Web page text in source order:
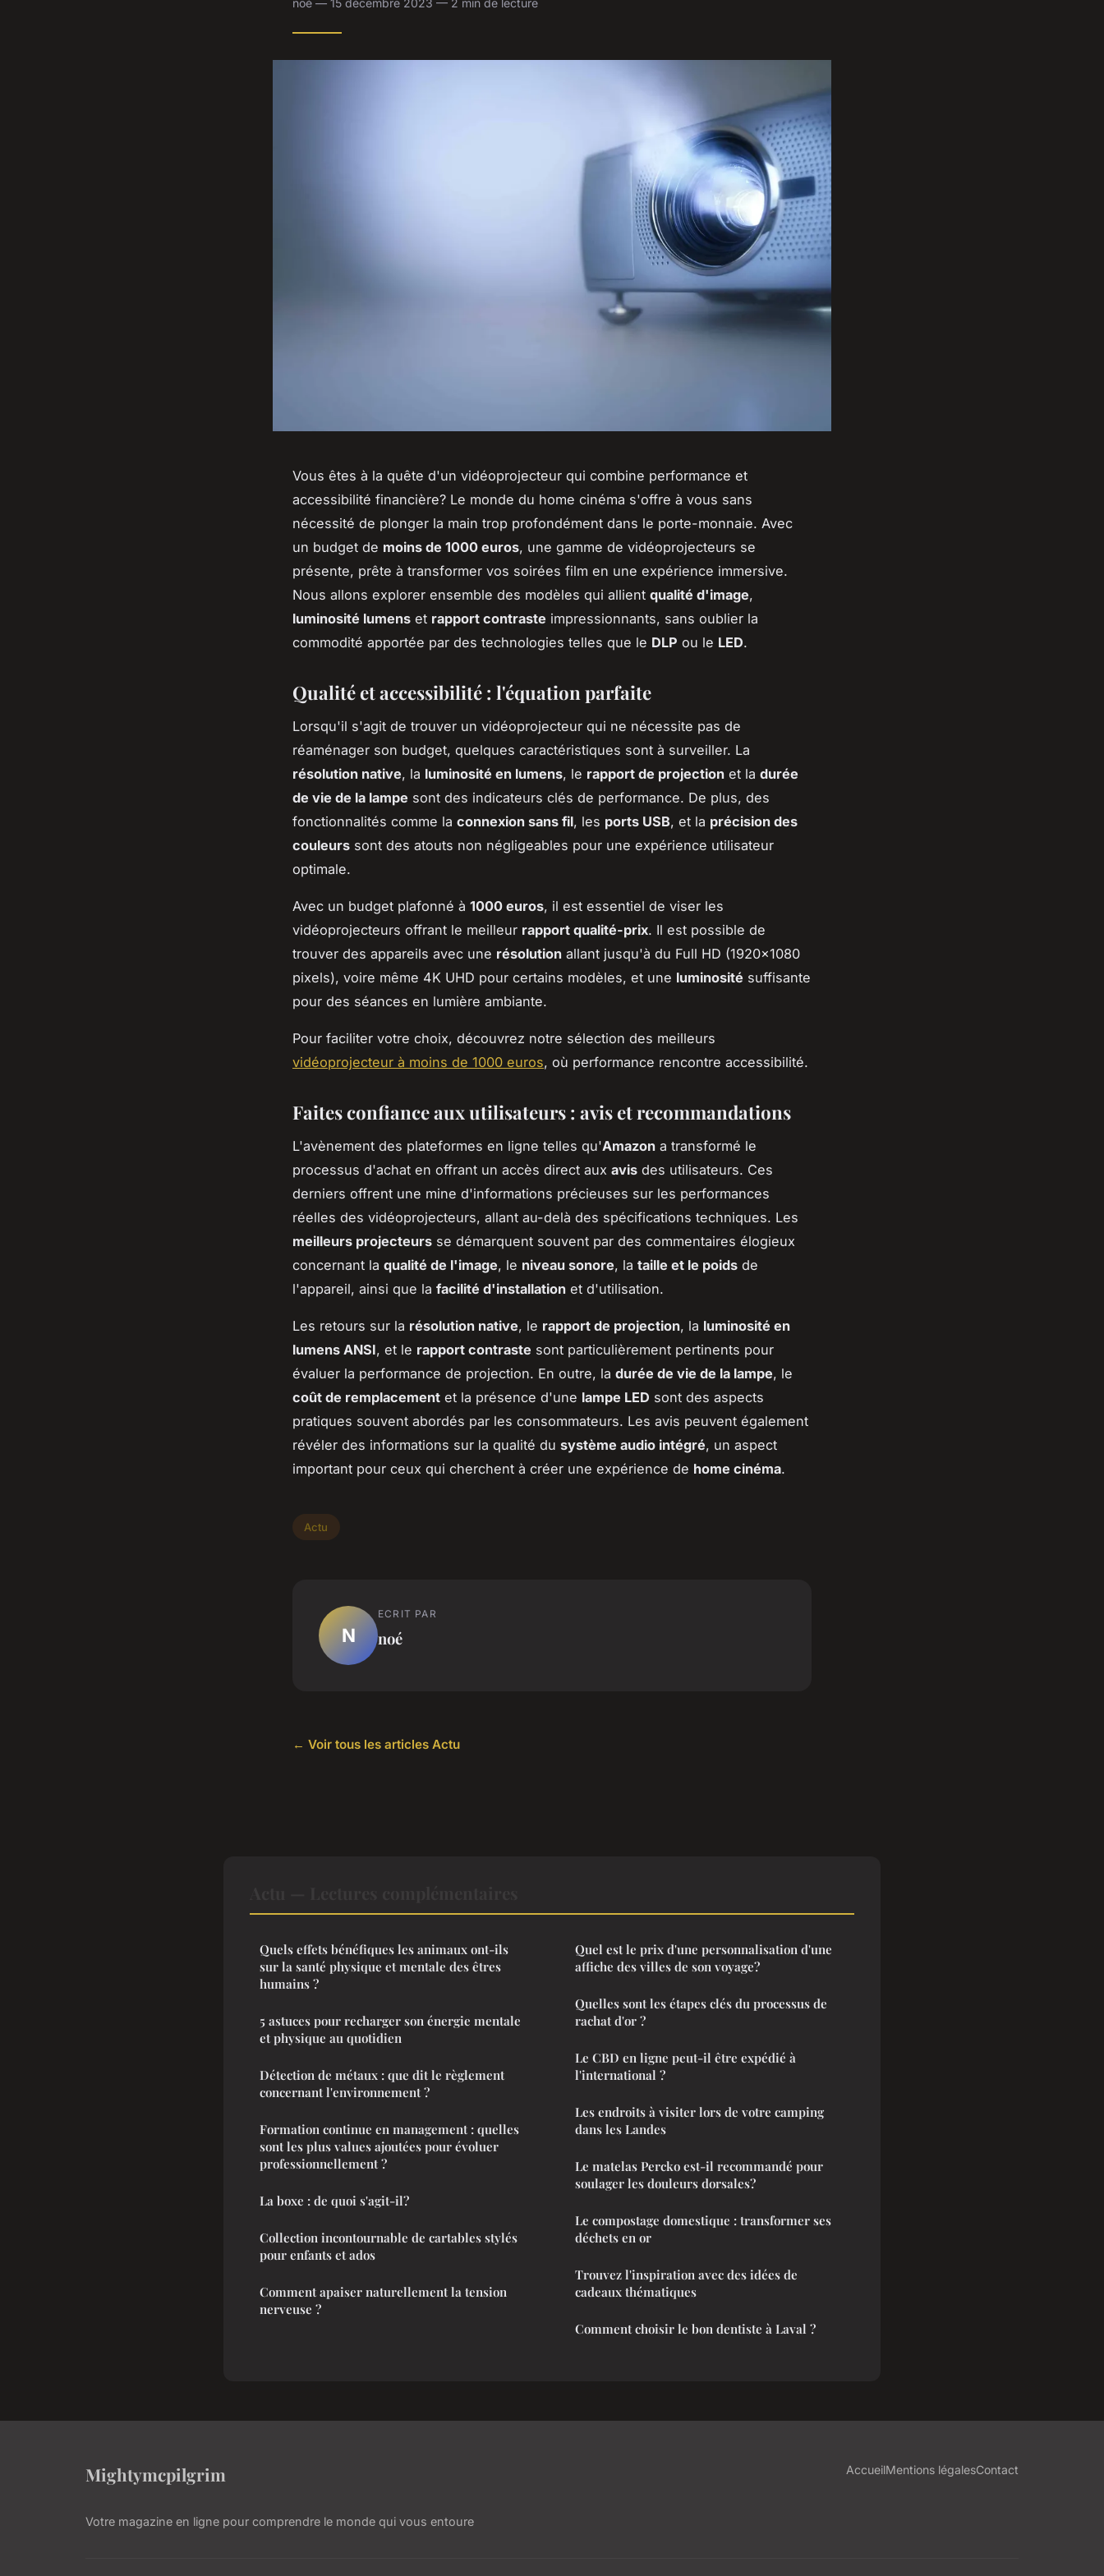
Vous êtes à la quête d'un vidéoprojecteur qui combine performance et
accessibilité financière? Le monde du home cinéma s'offre à vous sans
nécessité de plonger la main trop profondément dans le porte-monnaie. Avec
un budget de moins de 1000 euros, une gamme de vidéoprojecteurs se
présente, prête à transformer vos soirées film en une expérience immersive.
Nous allons explorer ensemble des modèles qui allient qualité d'image,
luminosité lumens et rapport contraste impressionnants, sans oublier la
commodité apportée par des technologies telles que le DLP ou le LED.
Qualité et accessibilité : l'équation parfaite
Lorsqu'il s'agit de trouver un vidéoprojecteur qui ne nécessite pas de
réaménager son budget, quelques caractéristiques sont à surveiller. La
résolution native, la luminosité en lumens, le rapport de projection et la durée
de vie de la lampe sont des indicateurs clés de performance. De plus, des
fonctionnalités comme la connexion sans fil, les ports USB, et la précision des
couleurs sont des atouts non négligeables pour une expérience utilisateur
optimale.
Avec un budget plafonné à 1000 euros, il est essentiel de viser les
vidéoprojecteurs offrant le meilleur rapport qualité-prix. Il est possible de
trouver des appareils avec une résolution allant jusqu'à du Full HD (1920x1080
pixels), voire même 4K UHD pour certains modèles, et une luminosité suffisante
pour des séances en lumière ambiante.
Pour faciliter votre choix, découvrez notre sélection des meilleurs
vidéoprojecteur à moins de 1000 euros, où performance rencontre accessibilité.
Faites confiance aux utilisateurs : avis et recommandations
L'avènement des plateformes en ligne telles qu'Amazon a transformé le
processus d'achat en offrant un accès direct aux avis des utilisateurs. Ces
derniers offrent une mine d'informations précieuses sur les performances
réelles des vidéoprojecteurs, allant au-delà des spécifications techniques. Les
meilleurs projecteurs se démarquent souvent par des commentaires élogieux
concernant la qualité de l'image, le niveau sonore, la taille et le poids de
l'appareil, ainsi que la facilité d'installation et d'utilisation.
Les retours sur la résolution native, le rapport de projection, la luminosité en
lumens ANSI, et le rapport contraste sont particulièrement pertinents pour
évaluer la performance de projection. En outre, la durée de vie de la lampe, le
coût de remplacement et la présence d'une lampe LED sont des aspects
pratiques souvent abordés par les consommateurs. Les avis peuvent également
révéler des informations sur la qualité du système audio intégré, un aspect
important pour ceux qui cherchent à créer une expérience de home cinéma.
Actu
N
ECRIT PAR
noé
← Voir tous les articles Actu
Quels effets bénéfiques les animaux ont-ils
sur la santé physique et mentale des êtres
humains ?
5 astuces pour recharger son énergie mentale
et physique au quotidien
Détection de métaux : que dit le règlement
concernant l'environnement ?
Formation continue en management : quelles
sont les plus values ajoutées pour évoluer
professionnellement ?
La boxe : de quoi s'agit-il?
Collection incontournable de cartables stylés
pour enfants et ados
Comment apaiser naturellement la tension
nerveuse ?
Quel est le prix d'une personnalisation d'une
affiche des villes de son voyage?
Quelles sont les étapes clés du processus de
rachat d'or ?
Le CBD en ligne peut-il être expédié à
l'international ?
Les endroits à visiter lors de votre camping
dans les Landes
Le matelas Percko est-il recommandé pour
soulager les douleurs dorsales?
Le compostage domestique : transformer ses
déchets en or
Trouvez l'inspiration avec des idées de
cadeaux thématiques
Comment choisir le bon dentiste à Laval ?
Mightymcpilgrim
Votre magazine en ligne pour comprendre le monde qui vous entoure
AccueilMentions légalesContact